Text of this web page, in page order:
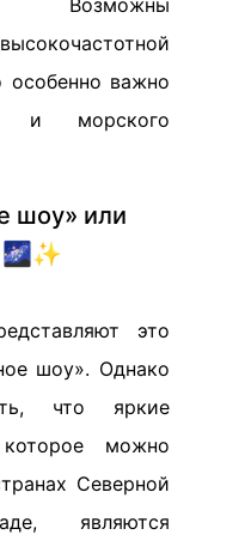
особенно важно
и морского
шоу» или
🌌✨
это
шоу». Однако
что яркие
можно
Северной
являются